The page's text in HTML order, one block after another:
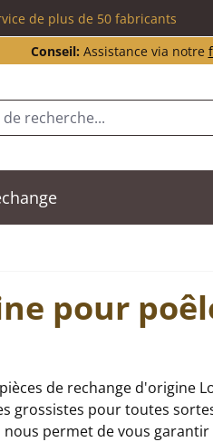
de plus de 50 fabricants
Conseil: Assistance via notre
pour
de rechange d'origine
grossistes pour toutes
nous permet de vous